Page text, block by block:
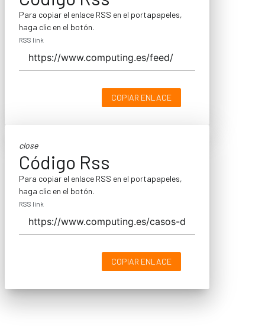
Para copiar el enlace RSS en el portapapeles,
haga clic en el botón.
RSS link
COPIAR ENLACE
close
Código Rss
Para copiar el enlace RSS en el portapapeles,
haga clic en el botón.
RSS link
COPIAR ENLACE